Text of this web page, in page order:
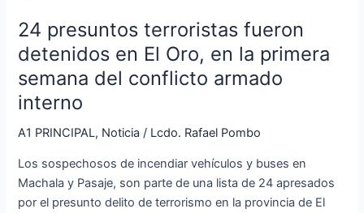
24 presuntos terroristas fueron
detenidos en El Oro, en la primera
semana del conflicto armado
interno
A1 PRINCIPAL, Noticia / Lcdo. Rafael Pombo
Los sospechosos de incendiar vehículos y buses en
Machala y Pasaje, son parte de una lista de 24 apresados
por el presunto delito de terrorismo en la provincia de El
fueron
detenidos
El
Oro,
en
primera
semana
del